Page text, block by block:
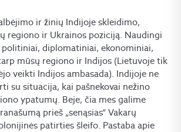
ir žinių Indijoje skleidimo,
regiono ir Ukrainos poziciją. Naudingi
diplomatiniai, ekonominiai,
mūsų regiono ir Indijos (Lietuvoje tik
veikti Indijos ambasada). Indijoje ne
su situacija, kai pašnekovai nežino
ypatumų. Beje, čia mes galime
prieš „senąsias“ Vakarų
patirties šleifo. Pastaba apie